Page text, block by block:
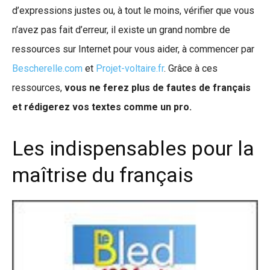
d’expressions justes ou, à tout le moins, vérifier que vous
n’avez pas fait d’erreur, il existe un grand nombre de
ressources sur Internet pour vous aider, à commencer par
Bescherelle.com et Projet-voltaire.fr. Grâce à ces
ressources, vous ne ferez plus de fautes de français
et rédigerez vos textes comme un pro.
Les indispensables pour la
maîtrise du français